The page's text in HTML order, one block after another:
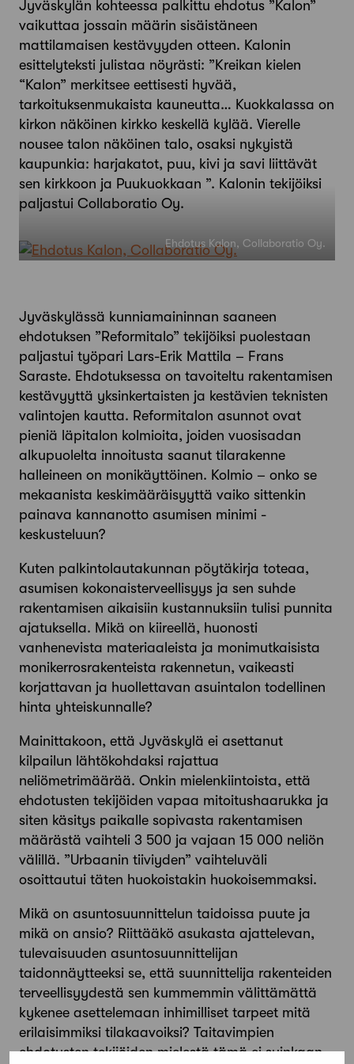
Jyväskylän kohteessa palkittu ehdotus ”Kalon”
vaikuttaa jossain määrin sisäistäneen
mattilamaisen kestävyyden otteen. Kalonin
esittelyteksti julistaa nöyrästi: ”Kreikan kielen
“Kalon” merkitsee eettisesti hyvää,
tarkoituksenmukaista kauneutta… Kuokkalassa on
kirkon näköinen kirkko keskellä kylää. Vierelle
nousee talon näköinen talo, osaksi nykyistä
kaupunkia: harjakatot, puu, kivi ja savi liittävät
sen kirkkoon ja Puukuokkaan ”. Kalonin tekijöiksi
paljastui Collaboratio Oy.
Ehdotus Kalon, Collaboratio Oy.
Jyväskylässä kunniamaininnan saaneen
ehdotuksen ”Reformitalo” tekijöiksi puolestaan
paljastui työpari Lars-Erik Mattila – Frans
Saraste. Ehdotuksessa on tavoiteltu rakentamisen
kestävyyttä yksinkertaisten ja kestävien teknisten
valintojen kautta. Reformitalon asunnot ovat
pieniä läpitalon kolmioita, joiden vuosisadan
alkupuolelta innoitusta saanut tilarakenne
halleineen on monikäyttöinen. Kolmio – onko se
mekaanista keskimääräisyyttä vaiko sittenkin
painava kannanotto asumisen minimi -
keskusteluun?
Kuten palkintolautakunnan pöytäkirja toteaa,
asumisen kokonaisterveellisyys ja sen suhde
rakentamisen aikaisiin kustannuksiin tulisi punnita
ajatuksella. Mikä on kiireellä, huonosti
vanhenevista materiaaleista ja monimutkaisista
monikerrosrakenteista rakennetun, vaikeasti
korjattavan ja huollettavan asuintalon todellinen
hinta yhteiskunnalle?
Mainittakoon, että Jyväskylä ei asettanut
kilpailun lähtökohdaksi rajattua
neliömetrimäärää. Onkin mielenkiintoista, että
ehdotusten tekijöiden vapaa mitoitushaarukka ja
siten käsitys paikalle sopivasta rakentamisen
määrästä vaihteli 3 500 ja vajaan 15 000 neliön
välillä. ”Urbaanin tiiviyden” vaihteluväli
osoittautui täten huokoistakin huokoisemmaksi.
Mikä on asuntosuunnittelun taidoissa puute ja
mikä on ansio? Riittääkö asukasta ajattelevan,
tulevaisuuden asuntosuunnittelijan
taidonnäytteeksi se, että suunnittelija rakenteiden
terveellisyydestä sen kummemmin välittämättä
kykenee asettelemaan inhimilliset tarpeet mitä
erilaisimmiksi tilakaavoiksi? Taitavimpien
ehdotusten tekijöiden mielestä tämä ei suinkaan